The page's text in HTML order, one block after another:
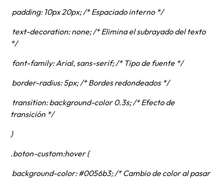
padding: 10px 20px; /* Espaciado interno */
text-decoration: none; /* Elimina el subrayado del texto
*/
font-family: Arial, sans-serif; /* Tipo de fuente */
border-radius: 5px; /* Bordes redondeados */
transition: background-color 0.3s; /* Efecto de
transición */
}
.boton-custom:hover {
background-color: #0056b3; /* Cambio de color al pasar